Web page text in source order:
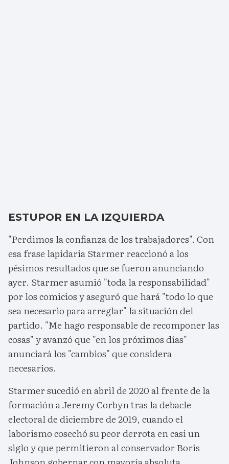
ESTUPOR EN LA IZQUIERDA
"Perdimos la confianza de los trabajadores". Con
esa frase lapidaria Starmer reaccionó a los
pésimos resultados que se fueron anunciando
ayer. Starmer asumió "toda la responsabilidad"
por los comicios y aseguró que hará "todo lo que
sea necesario para arreglar" la situación del
partido. "Me hago responsable de recomponer las
cosas" y avanzó que "en los próximos días"
anunciará los "cambios" que considera
necesarios.
Starmer sucedió en abril de 2020 al frente de la
formación a Jeremy Corbyn tras la debacle
electoral de diciembre de 2019, cuando el
laborismo cosechó su peor derrota en casi un
siglo y que permitieron al conservador Boris